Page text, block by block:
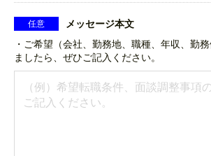
メッセージ本文
任意
・ご希望（会社、勤務地、職種、年収、勤
ましたら、ぜひご記入ください。